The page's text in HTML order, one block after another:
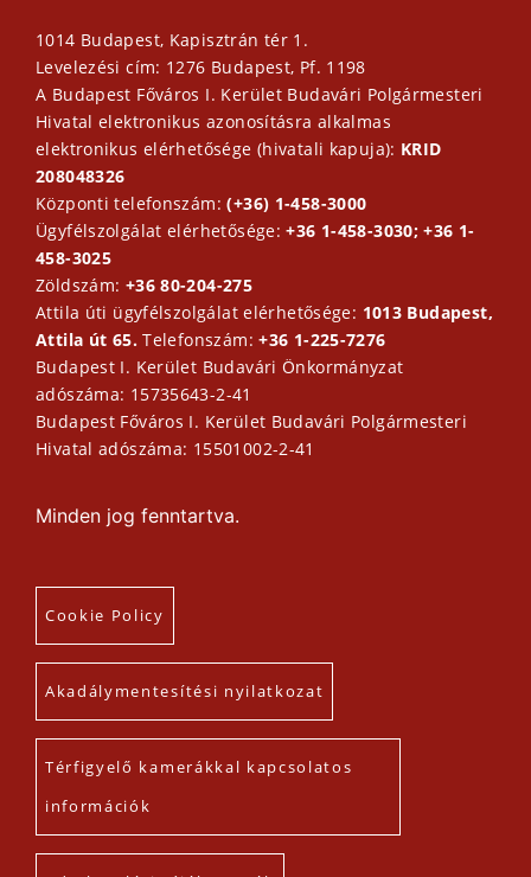
1014 Budapest, Kapisztrán tér 1.
Levelezési cím: 1276 Budapest, Pf. 1198
A Budapest Főváros I. Kerület Budavári Polgármesteri
Hivatal elektronikus azonosításra alkalmas
elektronikus elérhetősége (hivatali kapuja): KRID
208048326
Központi telefonszám:(+36) 1-458-3000
Ügyfélszolgálat elérhetősége:+36 1-458-3030; +36 1-
458-3025
Zöldszám: +36 80-204-275
Attila úti ügyfélszolgálat elérhetősége: 1013 Budapest,
Attila út 65.Telefonszám:+36 1-225-7276
Budapest I. Kerület Budavári Önkormányzat
adószáma: 15735643-2-41
Budapest Főváros I. Kerület Budavári Polgármesteri
Hivatal adószáma: 15501002-2-41
Minden jog fenntartva.
Cookie Policy
Akadálymentesítési nyilatkozat
Térfigyelő kamerákkal kapcsolatos
információk